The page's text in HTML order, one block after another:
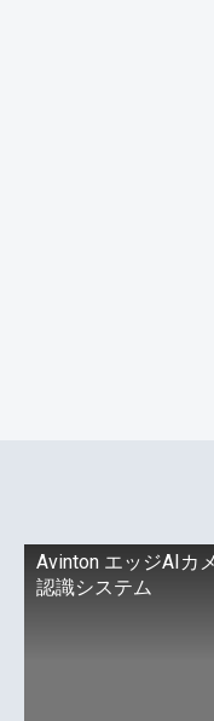
Avinton エッジAIカ
認識システム